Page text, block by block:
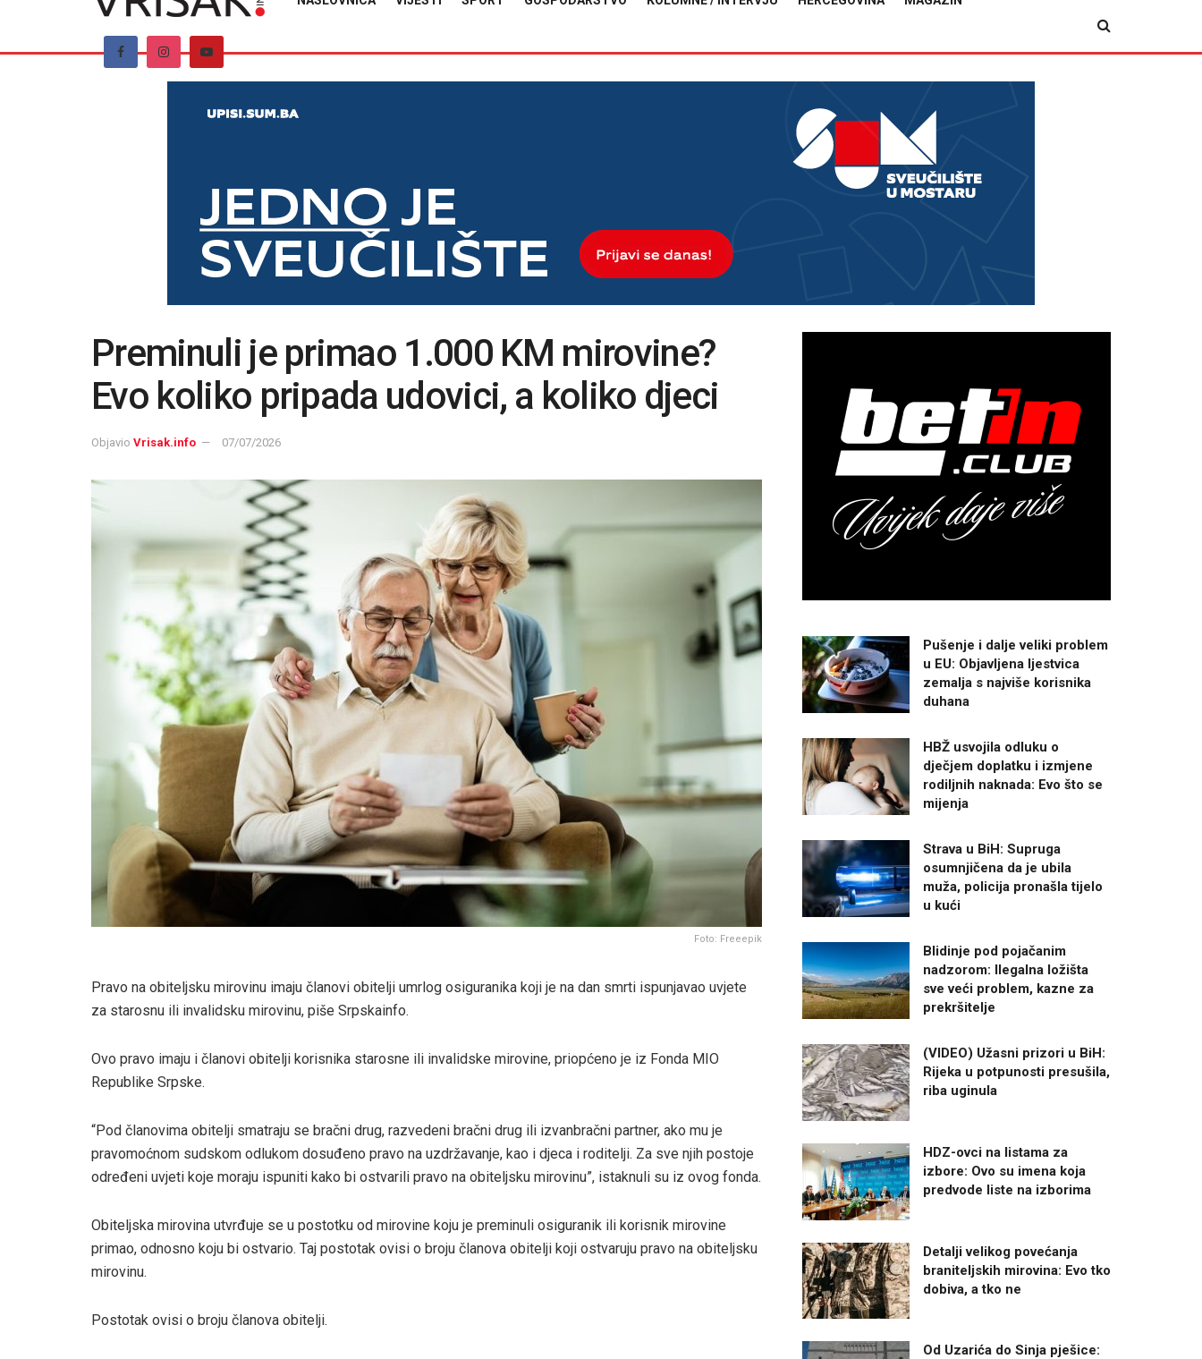
Preminuli je primao 1.000 KM mirovine?
Evo koliko pripada udovici, a koliko djeci
Objavio Vrisak.info 07/07/2026
Foto: Freeepik
Pravo na obiteljsku mirovinu imaju članovi obitelji umrlog osiguranika koji je na dan smrti ispunjavao uvjete
za starosnu ili invalidsku mirovinu, piše Srpskainfo.
Ovo pravo imaju i članovi obitelji korisnika starosne ili invalidske mirovine, priopćeno je iz Fonda MIO
Republike Srpske.
“Pod članovima obitelji smatraju se bračni drug, razvedeni bračni drug ili izvanbračni partner, ako mu je
pravomoćnom sudskom odlukom dosuđeno pravo na uzdržavanje, kao i djeca i roditelji. Za sve njih postoje
određeni uvjeti koje moraju ispuniti kako bi ostvarili pravo na obiteljsku mirovinu”, istaknuli su iz ovog fonda.
Obiteljska mirovina utvrđuje se u postotku od mirovine koju je preminuli osiguranik ili korisnik mirovine
primao, odnosno koju bi ostvario. Taj postotak ovisi o broju članova obitelji koji ostvaruju pravo na obiteljsku
mirovinu.
Postotak ovisi o broju članova obitelji.
Pušenje i dalje veliki problem
u EU: Objavljena ljestvica
zemalja s najviše korisnika
duhana
HBŽ usvojila odluku o
dječjem doplatku i izmjene
rodiljnih naknada: Evo što se
mijenja
Strava u BiH: Supruga
osumnjičena da je ubila
muža, policija pronašla tijelo
u kući
Blidinje pod pojačanim
nadzorom: Ilegalna ložišta
sve veći problem, kazne za
prekršitelje
(VIDEO) Užasni prizori u BiH:
Rijeka u potpunosti presušila,
riba uginula
HDZ-ovci na listama za
izbore: Ovo su imena koja
predvode liste na izborima
Detalji velikog povećanja
braniteljskih mirovina: Evo tko
dobiva, a tko ne
Od Uzarića do Sinja pješice: